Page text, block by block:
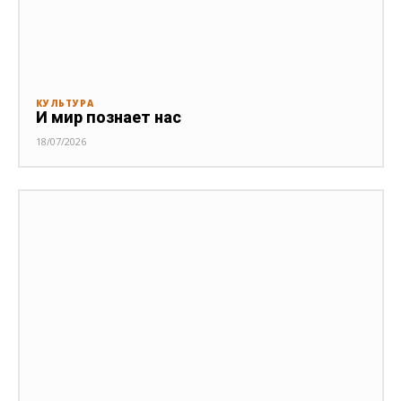
КУЛЬТУРА
И мир познает нас
18/07/2026